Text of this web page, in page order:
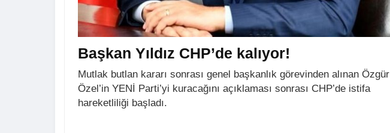
Başkan Yıldız CHP’de kalıyor!
Mutlak butlan kararı sonrası genel başkanlık görevinden alınan Özgür
Özel’in YENİ Parti’yi kuracağını açıklaması sonrası CHP’de istifa
hareketliliği başladı.